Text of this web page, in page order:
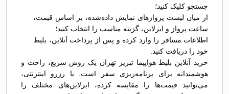
جستجو کلیک کنید؛
از میان لیست پروازهای نمایش داده‌شده، بر اساس قیمت،
ساعت پرواز و ایرلاین، گزینه مناسب را انتخاب کنید؛
اطلاعات مسافر را وارد کرده و پس از پرداخت آنلاین، بلیط
خود را دریافت کنید.
خرید آنلاین بلیط هواپیما تبریز تهران یک روش سریع، راحت و
هوشمندانه برای برنامه‌ریزی سفر است. با رزرو اینترنتی،
می‌توانید قیمت‌ها را مقایسه کرده، ایرلاین‌های مختلف را